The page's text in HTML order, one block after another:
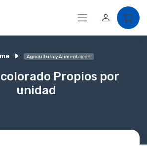
Agricultura y Alimentación
Propios por
unidad